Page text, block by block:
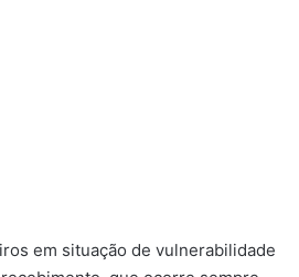
em situação de vulnerabilidade